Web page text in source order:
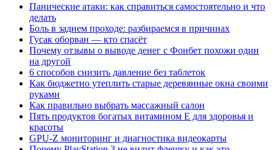
Панические атаки: как справиться самостоятельно и что
делать
Боль в заднем проходе: разбираемся в причинах
Гусак оборван — кто спасёт
Почему отзывы о выводе денег с Фонбет похожи один
на другой
6 способов снизить давление без таблеток
Как бюджетно утеплить старые деревянные окна своими
руками
Как правильно выбрать массажный салон
Пять продуктов богатых витамином Е для здоровья и
красоты
GPU-Z мониторинг и диагностика видеокарты